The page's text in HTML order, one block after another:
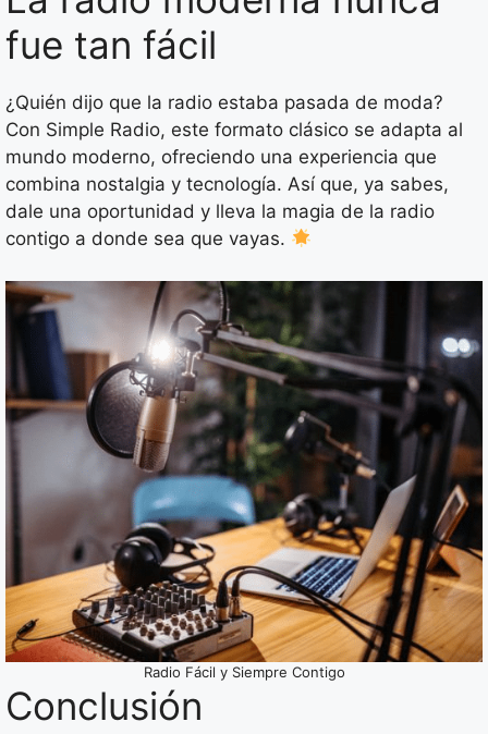
fue tan fácil
¿Quién dijo que la radio estaba pasada de moda?
Con Simple Radio, este formato clásico se adapta al
mundo moderno, ofreciendo una experiencia que
combina nostalgia y tecnología. Así que, ya sabes,
dale una oportunidad y lleva la magia de la radio
contigo a donde sea que vayas.
Radio Fácil y Siempre Contigo
Conclusión